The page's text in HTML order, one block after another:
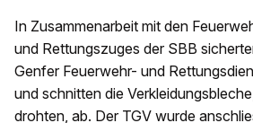
In Zusammenarbeit mit den
und Rettungszuges der SBB
Genfer Feuerwehr- und
und schnitten die
drohten, ab. Der TGV wurde